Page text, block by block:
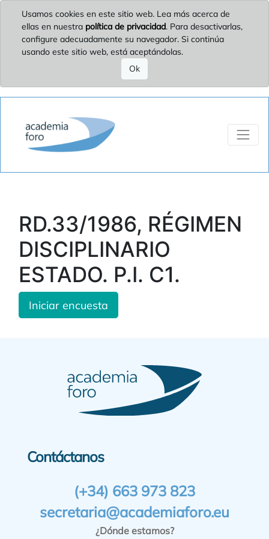
Usamos cookies en este sitio web. Lea más acerca de
ellas en nuestra política de privacidad. Para desactivarlas,
configure adecuadamente su navegador. Si continúa
usando este sitio web, está aceptándolas.
Ok
RD.33/1986, RÉGIMEN
DISCIPLINARIO
ESTADO. P.I. C1.
Iniciar encuesta
Contáctanos
(+34) 663 973 823
secretaria@academiaforo.eu
¿Dónde estamos?